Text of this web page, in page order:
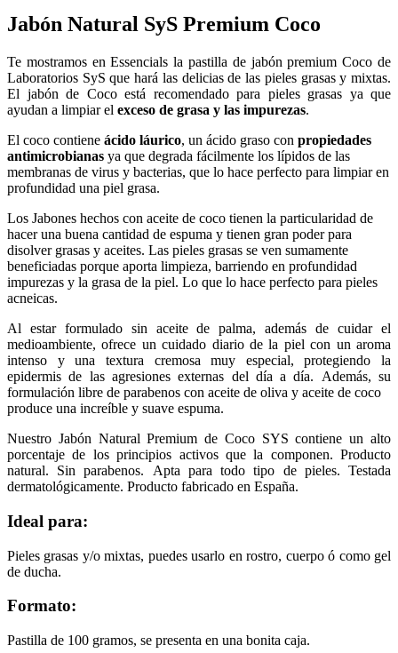
Jabón Natural SyS Premium Coco
Te mostramos en Essencials la pastilla de jabón premium Coco de
Laboratorios SyS que hará las delicias de las pieles grasas y mixtas.
El jabón de Coco está recomendado para pieles grasas ya que
ayudan a limpiar el exceso de grasa y las impurezas.
El coco contiene ácido láurico, un ácido graso con propiedades
antimicrobianas ya que degrada fácilmente los lípidos de las
membranas de virus y bacterias, que lo hace perfecto para limpiar en
profundidad una piel grasa.
Los Jabones hechos con aceite de coco tienen la particularidad de
hacer una buena cantidad de espuma y tienen gran poder para
disolver grasas y aceites. Las pieles grasas se ven sumamente
beneficiadas porque aporta limpieza, barriendo en profundidad
impurezas y la grasa de la piel. Lo que lo hace perfecto para pieles
acneicas.
Al estar formulado sin aceite de palma, además de cuidar el
medioambiente, ofrece un cuidado diario de la piel con un aroma
intenso y una textura cremosa muy especial, protegiendo la
epidermis de las agresiones externas del día a día. Además, su
formulación libre de parabenos con aceite de oliva y aceite de coco
produce una increíble y suave espuma.
Nuestro Jabón Natural Premium de Coco SYS contiene un alto
porcentaje de los principios activos que la componen. Producto
natural. Sin parabenos. Apta para todo tipo de pieles. Testada
dermatológicamente. Producto fabricado en España.
Ideal para:
Pieles grasas y/o mixtas, puedes usarlo en rostro, cuerpo ó como gel
de ducha.
Formato:
Pastilla de 100 gramos, se presenta en una bonita caja.